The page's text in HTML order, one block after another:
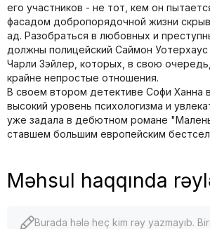
его участников - не тот, кем он
фасадом добропорядочной жизни
ад. Разобраться в любовных и
должны полицейский Саймон Уотерхаус
Чарли Зэйлер, которых, в свою
крайне непростые отношения.
В своем втором детективе Софи Ханна
высокий уровень психологизма и
уже задала в дебютном романе
ставшем большим европейским
Məhsul haqqında
Burada hələ heç kim rəy yazmayıb.